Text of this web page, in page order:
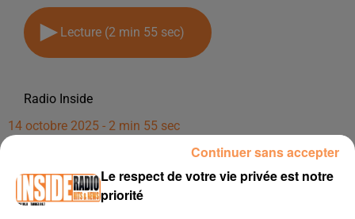
Lecture (2 min 55 sec)
Radio Inside
14 octobre 2025 - 2 min 55 sec
INTERVIEW DE JÉRÔME "PILOU SHOP 64" À PAU, SUR RADIO INSIDE
Site internet :piloushop64.com
Le respect de votre vie privée est notre
priorité
Continuer sans accepter